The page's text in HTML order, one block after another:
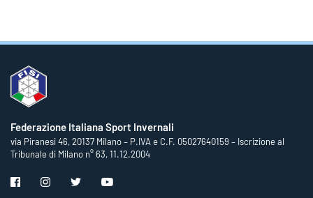
Federazione Italiana Sport Invernali
via Piranesi 46, 20137 Milano – P.IVA e C.F. 05027640159 – Iscrizione al
Tribunale di Milano n° 63, 11.12.2004